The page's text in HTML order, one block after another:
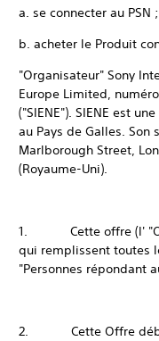
a. se connecter au PSN
b. acheter le Produit
"Organisateur" Sony
Europe Limited,
("SIENE"). SIENE est
au Pays de Galles. Son
Marlborough Street,
(Royaume-Uni).
1. Cette offre (l'
qui remplissent toutes
"Personnes répondant
2. Cette Offre